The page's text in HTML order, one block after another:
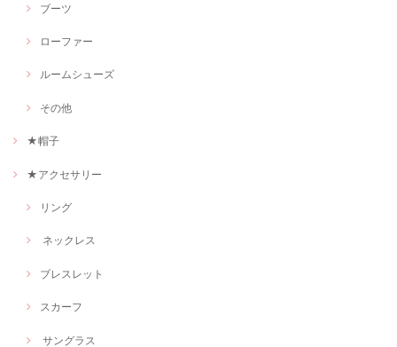
ブーツ
ローファー
ルームシューズ
その他
★帽子
★アクセサリー
リング
ネックレス
ブレスレット
スカーフ
サングラス